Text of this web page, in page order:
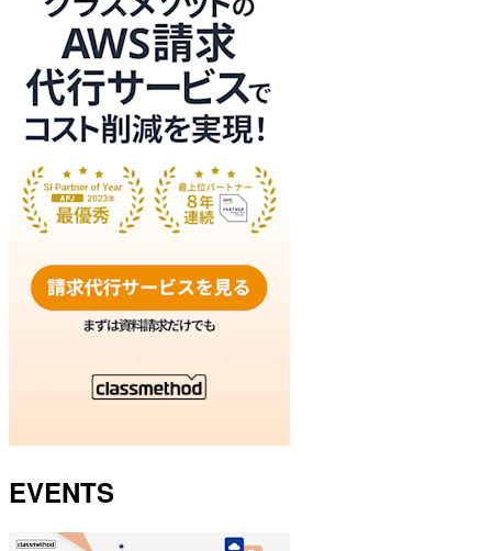
EVENTS